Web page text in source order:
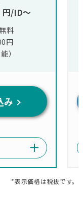
円/ID〜
料
円
）
み
*表示価格は税抜です。